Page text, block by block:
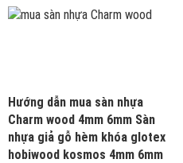
Hướng dẫn mua sàn nhựa
Charm wood 4mm 6mm Sàn
nhựa giả gỗ hèm khóa glotex
hobiwood kosmos 4mm 6mm